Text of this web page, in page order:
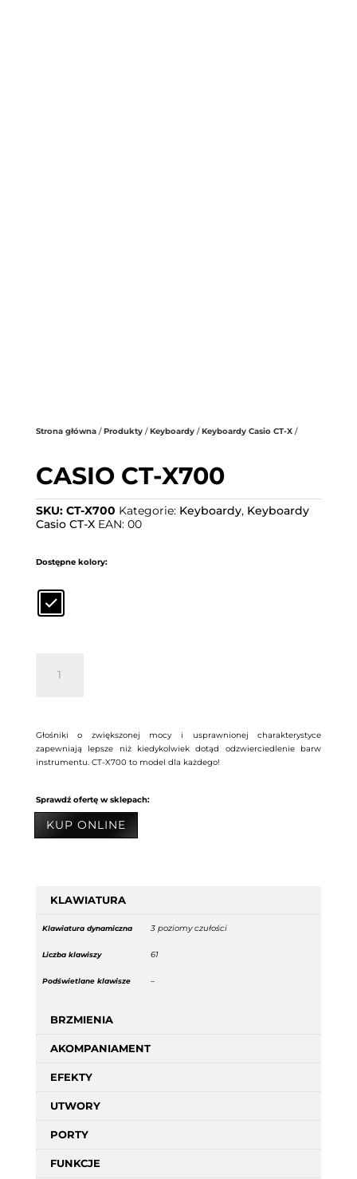
Strona główna/Produkty/Keyboardy/Keyboardy Casio CT-X/
CASIO CT-X700
SKU: CT-X700 Kategorie: Keyboardy, Keyboardy
Casio CT-X EAN: 00
Dostępne kolory:
CASIO
Głośniki o zwiększonej mocy i usprawnionej charakterystyce
zapewniają lepsze niż kiedykolwiek dotąd odzwierciedlenie barw
instrumentu. CT-X700 to model dla każdego!
Sprawdź ofertę w sklepach:
KUP ONLINE
KLAWIATURA
Klawiatura dynamiczna 3 poziomy czułości
Liczba klawiszy 61
Podświetlane klawisze –
BRZMIENIA
AKOMPANIAMENT
EFEKTY
UTWORY
PORTY
FUNKCJE